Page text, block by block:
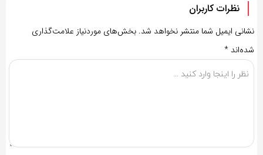
نظرات کاربران
نشانی ایمیل شما منتشر نخواهد شد. بخش‌های موردنیاز علامت‌گذاری
شده‌اند *